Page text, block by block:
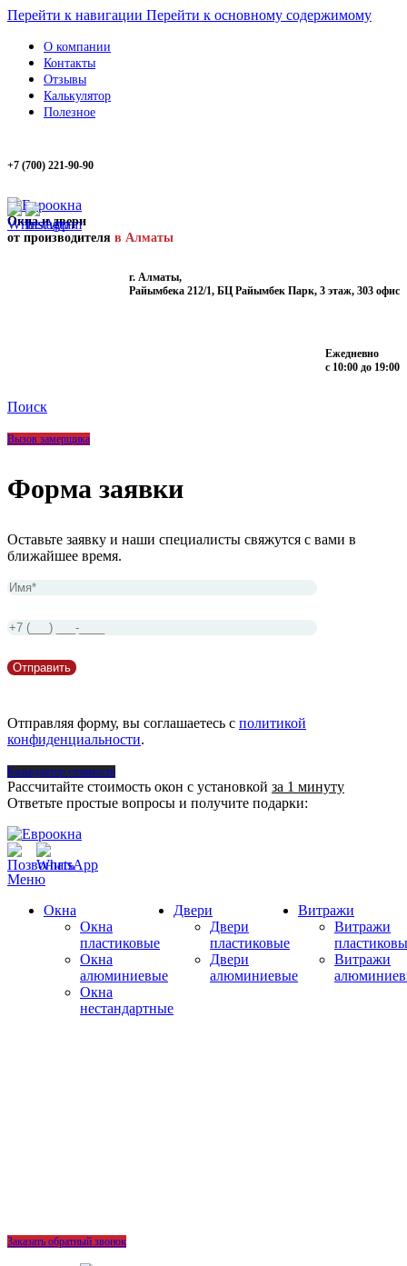
Перейти к навигации Перейти к основному содержимому
О компании
Контакты
Отзывы
Калькулятор
Полезное
+7 (700) 221-90-90
Окна и двери
от производителя в Алматы
г. Алматы,
Райымбека 212/1, БЦ Райымбек Парк, 3 этаж, 303 офис
Ежедневно
с 10:00 до 19:00
Поиск
Вызов замерщика
Форма заявки
Оставьте заявку и наши специалисты свяжутся с вами в
ближайшее время.
Отправляя форму, вы соглашаетесь с политикой
конфиденциальности.
Калькулятор стоимости
Рассчитайте стоимость окон с установкой за 1 минуту
Ответьте простые вопросы и получите подарки:
Меню
Окна
Окна
пластиковые
Окна
алюминиевые
Окна
нестандартные
Двери
Двери
пластиковые
Двери
алюминиевые
Витражи
Витражи
Витражи
Заказать обратный звонок